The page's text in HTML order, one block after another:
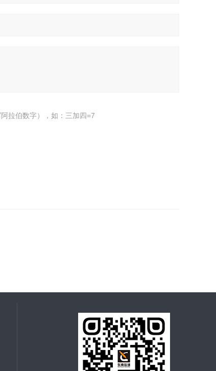
拉伯数字），如：三加四=7